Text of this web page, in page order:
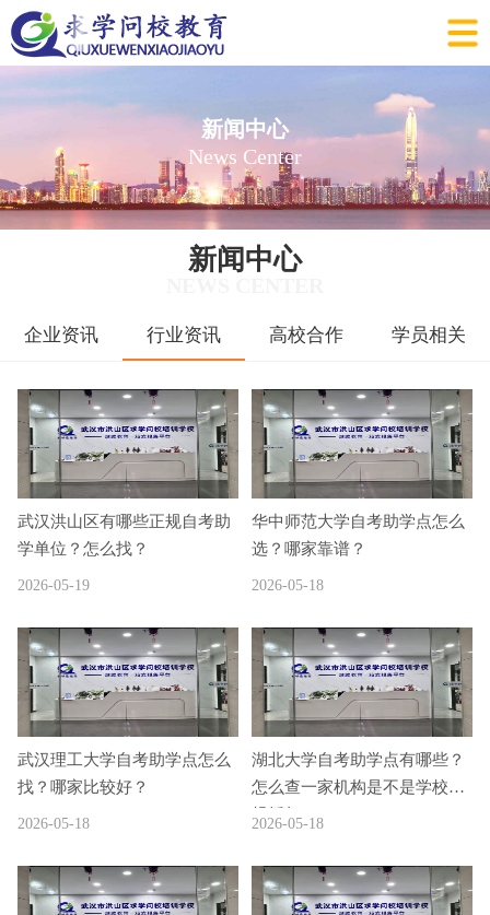
新闻中心
News Center
新闻中心
企业资讯 行业资讯 高校合作 学员相关
武汉洪山区有哪些正规自考助
学单位？怎么找？
2026-05-19
华中师范大学自考助学点怎么
选？哪家靠谱？
2026-05-18
武汉理工大学自考助学点怎么
找？哪家比较好？
2026-05-18
湖北大学自考助学点有哪些？
怎么查一家机构是不是学校正
规授权
2026-05-18